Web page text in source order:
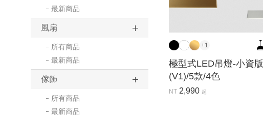
最新商品
風扇
所有商品
最新商品
傢飾
所有商品
最新商品
+1
極型式LED吊燈-小資版
(V1)/5款/4色
NT 2,990 起